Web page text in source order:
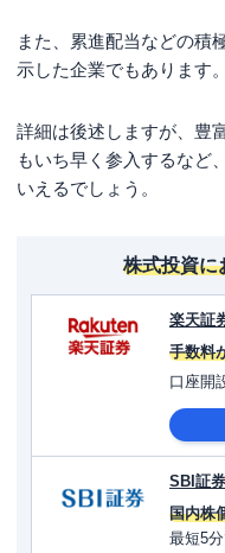
また、累進配当などの積
示した企業でもあります。
詳細は後述しますが、豊
もいち早く参入するなど
いえるでしょう。
株式投資に
楽天証
手数料
口座開
SBI証券
国内株
最短5